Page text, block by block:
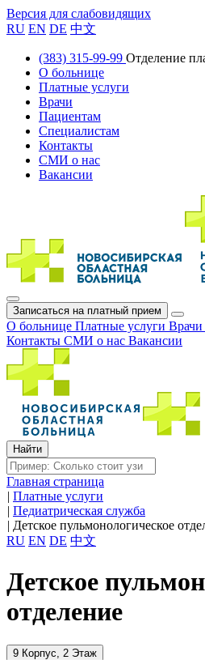
Версия для слабовидящих
RU EN DE 中文
(383) 315-99-99 Отделение
О больнице
Платные услуги
Врачи
Пациентам
Специалистам
Контакты
СМИ о нас
Вакансии
Записаться на платный прием
О больнице Платные услуги Врачи
Контакты СМИ о нас Вакансии
Главная страница
| Платные услуги
| Педиатрическая служба
| Детское пульмонологическое
RU EN DE 中文
Детское
отделение
9 Корпус, 2 Этаж